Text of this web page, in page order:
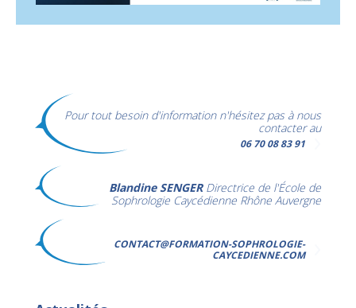
Pour tout besoin d'information n'hésitez pas à nous
contacter au
06 70 08 83 91
Blandine SENGERDirectrice de l'École de
Sophrologie Caycédienne Rhône Auvergne
CONTACT@FORMATION-SOPHROLOGIE-
CAYCEDIENNE.COM